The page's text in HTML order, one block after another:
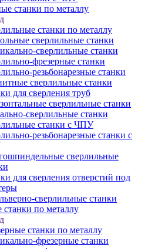
станки по металлу
станки по металлу
сверлильные станки
сверлильные станки
фрезерные станки
резьбонарезные станки
сверлильные станки
для сверления труб
сверлильные станки
сверлильные станки
станки с ЧПУ
резьбонарезные станки с
сверлильные
для сверления отверстий под
сверлильные станки
по металлу
станки по металлу
фрезерные станки